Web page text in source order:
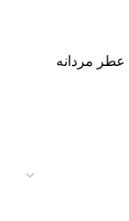
عطر مردانه